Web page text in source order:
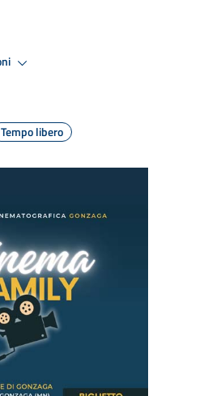
Tempo libero